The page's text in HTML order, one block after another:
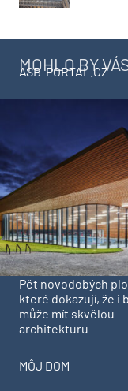
MOHLO BY
ASB-PORTAL.CZ
Pět novodobých
které dokazují, že i
může mít skvělou
architekturu
MÔJ DOM